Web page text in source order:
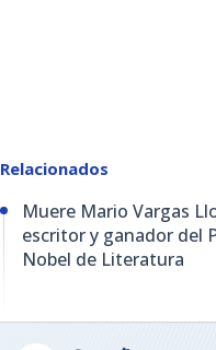
Relacionados
Muere Mario Vargas
escritor y ganador del
Nobel de Literatura